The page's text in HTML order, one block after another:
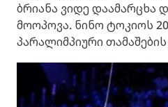
ბრიანა ვიდე დაამარცხა
მოოპოვა. ნინო ტოკიოს
პარალიმპიური